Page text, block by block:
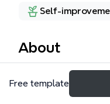
Self-
About
最強の教材 マインド
基づいた高度な対人
Free template